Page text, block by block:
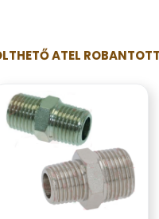
ATEL